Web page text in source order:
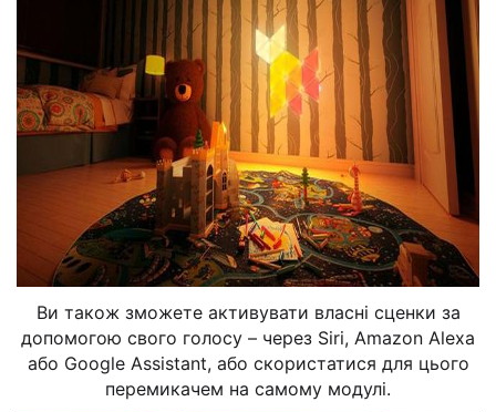
Ви також зможете активувати власні сценки за
допомогою свого голосу – через Siri, Amazon Alexa
або Google Assistant, або скористатися для цього
перемикачем на самому модулі.